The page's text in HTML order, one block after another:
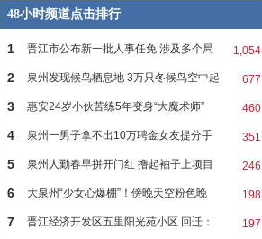
48小时频道点击排行
1,054
1 晋江市公布新一批人事任免 涉及多个局
677
2 泉州发现候鸟栖息地 3万只冬候鸟空中起
460
3 惠安24岁小伙苦练5年变身“大魔术师”
351
4 泉州一男子拿不出10万聘金女友提分手
246
5 泉州人勤春早拼开门红 撸起袖子上项目
198
6 大泉州“少女心爆棚”！傍晚天空粉色晚
197
7 晋江经济开发区五里阳光苑小区 回迁：